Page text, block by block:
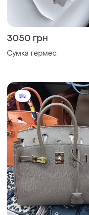
3050 грн
Сумка гермес